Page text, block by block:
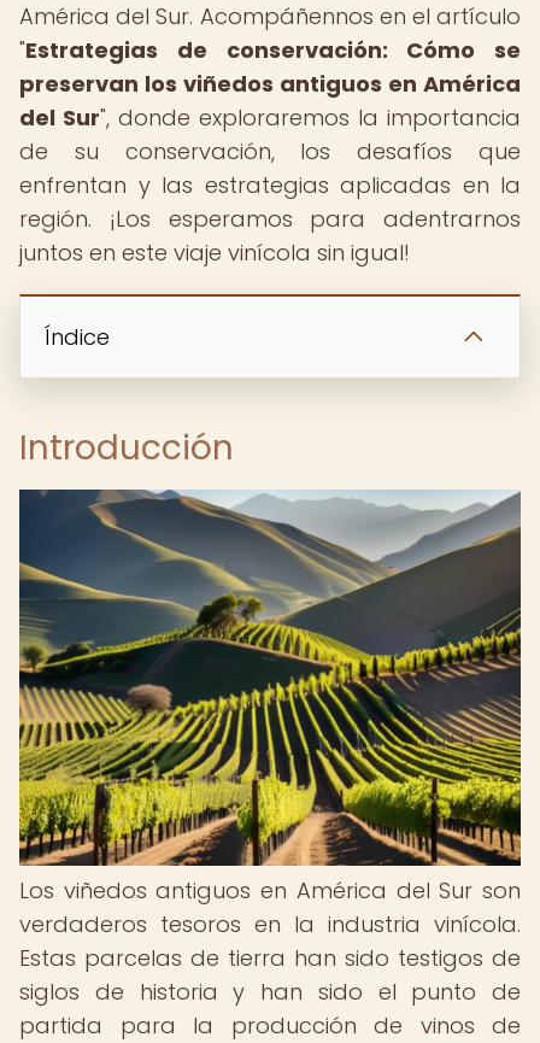
América del Sur. Acompáñennos en el artículo
"Estrategias de conservación: Cómo se
preservan los viñedos antiguos en América
del Sur", donde exploraremos la importancia
de su conservación, los desafíos que
enfrentan y las estrategias aplicadas en la
región. ¡Los esperamos para adentrarnos
juntos en este viaje vinícola sin igual!
Índice
Introducción
Los viñedos antiguos en América del Sur son
verdaderos tesoros en la industria vinícola.
Estas parcelas de tierra han sido testigos de
siglos de historia y han sido el punto de
partida para la producción de vinos de